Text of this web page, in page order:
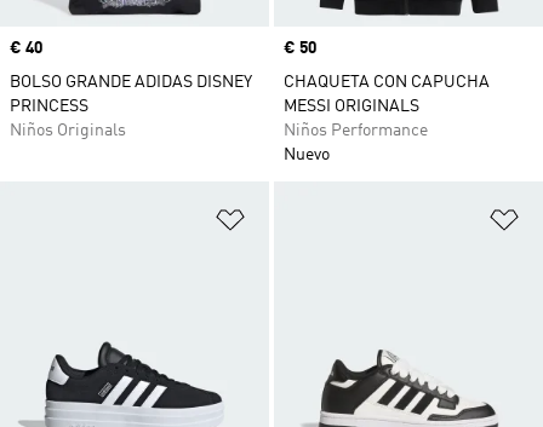
Precio
€ 40
BOLSO GRANDE ADIDAS DISNEY
PRINCESS
Niños Originals
Precio
€ 50
CHAQUETA CON CAPUCHA
MESSI ORIGINALS
Niños Performance
Nuevo